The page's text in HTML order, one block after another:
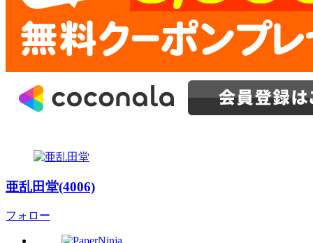
亜乱田堂(4006)
フォロー